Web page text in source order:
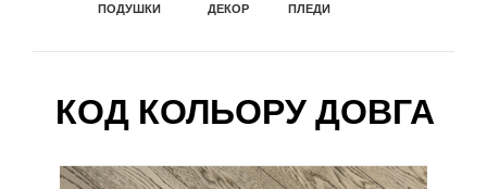
ПОДУШКИ
ДЕКОР
ПЛЕДИ
КОД КОЛЬОРУ ДОВГА